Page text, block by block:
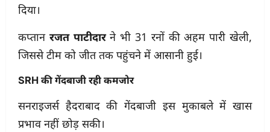
दिया।
कप्तान रजत पाटीदारने भी 31 रनों की अहम पारी खेली,
जिससे टीम को जीत तक पहुंचने में आसानी हुई।
SRH की गेंदबाजी रही कमजोर
सनराइजर्स हैदराबाद की गेंदबाजी इस मुकाबले में खास
प्रभाव नहीं छोड़ सकी।